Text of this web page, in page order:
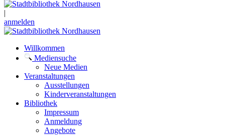
|
anmelden
Willkommen
Mediensuche
Neue Medien
Veranstaltungen
Ausstellungen
Kinderveranstaltungen
Bibliothek
Impressum
Anmeldung
Angebote